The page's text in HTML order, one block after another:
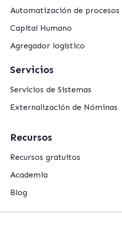
Automatización de procesos
Capital Humano
Agregador logístico
Servicios
Servicios de Sistemas
Externalización de Nóminas
Recursos
Recursos gratuitos
Academia
Blog